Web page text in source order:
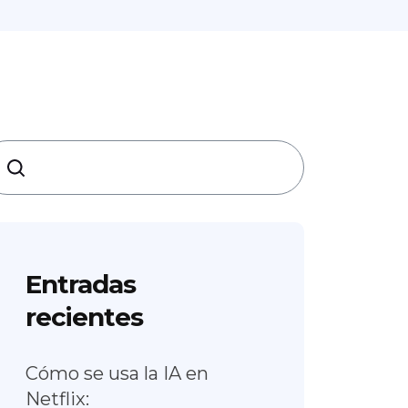
Entradas
recientes
Cómo se usa la IA en
Netflix: